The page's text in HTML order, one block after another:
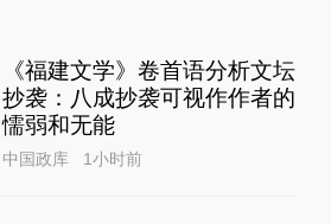
《福建文学》卷首语分析文坛
抄袭：八成抄袭可视作作者的
懦弱和无能
中国政库 1小时前